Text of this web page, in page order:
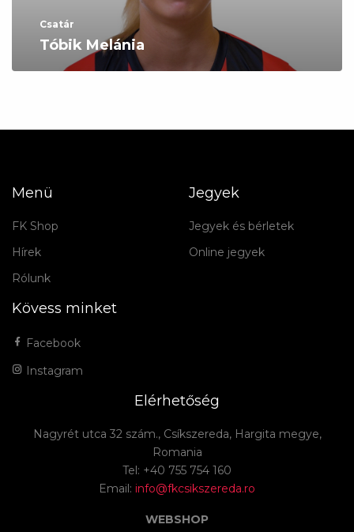
Csatár
Tóbik Melánia
Menü
FK Shop
Hírek
Rólunk
Jegyek
Jegyek és bérletek
Online jegyek
Kövess minket
Facebook
Instagram
Elérhetőség
Nagyrét utca 32 szám., Csíkszereda, Hargita megye,
Romania
Tel: +40 755 754 160
Email: info@fkcsikszereda.ro
WEBSHOP